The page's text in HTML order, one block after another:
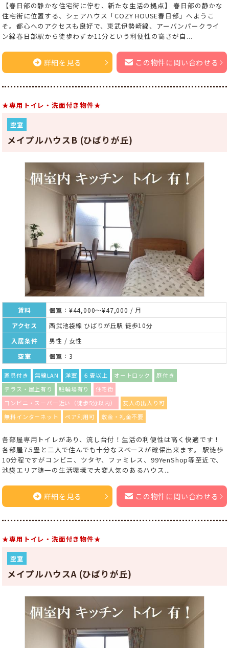
【春日部の静かな住宅街に佇む、新たな生活の拠点】 春日部の静かな
住宅街に位置する、シェアハウス「COZY HOUSE春日部」へようこ
そ。都心へのアクセスも良好で、東武伊勢崎線、アーバンパークライ
ン線春日部駅から徒歩わずか11分という利便性の高さが自...
詳細を見る この物件に問い合わせる
★専用トイレ・洗面付き物件★
空室
メイプルハウスB (ひばりが丘)
賃料
個室：¥44,000～¥47,000 / 月
アクセス
西武池袋線 ひばりが丘駅 徒歩10分
入居条件
男性 / 女性
空室
個室：3
家具付き 無線LAN 洋室 ６畳以上 オートロック
庭付き
テラス・屋上有り
駐輪場有り
住宅街
コンビニ・スーパー近い（徒歩5分以内）
友人の出入り可
無料インターネット
ペア利用可 敷金・礼金不要
各部屋専用トイレがあり、流し台付！生活の利便性は高く快適です！
各部屋7.5畳と二人で住んでも十分なスペースが確保出来ます。 駅徒歩
10分程ですがコンビニ、ツタヤ、ファミレス、99YenShop等至近で、
池袋エリア随一の生活環境で大変人気のあるハウス...
詳細を見る この物件に問い合わせる
★専用トイレ・洗面付き物件★
空室
メイプルハウスA (ひばりが丘)